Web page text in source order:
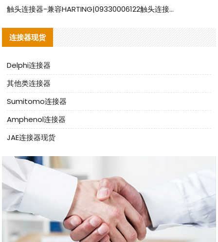
触头连接器-兼容HARTING|09330006122触头连接器替代品说明
连接器现货
Delphi连接器
其他类连接器
Sumitomo连接器
Amphenol连接器
JAE连接器现货